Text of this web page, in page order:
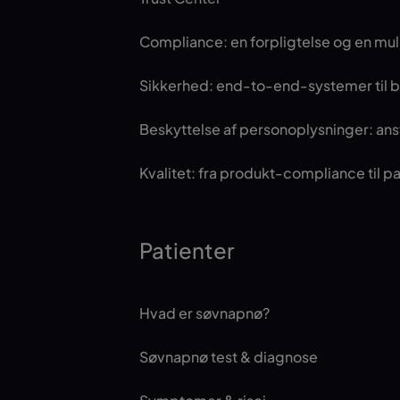
Compliance: en forpligtelse og en
Sikkerhed: end-to-end-systemer til
Beskyttelse af personoplysninger:
Kvalitet: fra produkt-compliance til
Patienter
Hvad er søvnapnø?
Søvnapnø test & diagnose